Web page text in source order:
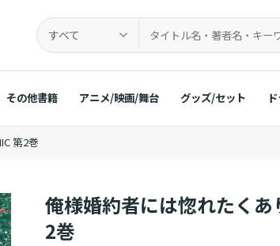
すべて
その他書籍 アニメ/映画/舞台 グッズ/セット
第2巻
俺様婚約者には惚れたくあ
2巻